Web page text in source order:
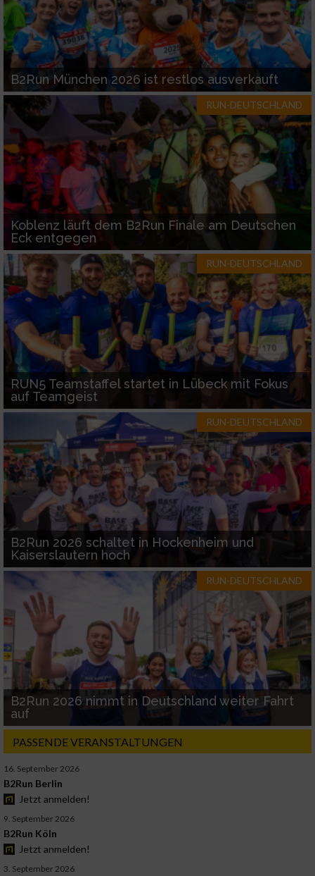
B2Run München 2026 ist restlos ausverkauft
RUN-DEUTSCHLAND
Koblenz läuft dem B2Run Finale am Deutschen
Eck entgegen
RUN-DEUTSCHLAND
RUN5 Teamstaffel startet in Lübeck mit Fokus
auf Teamgeist
RUN-DEUTSCHLAND
B2Run 2026 schaltet in Hockenheim und
Kaiserslautern hoch
RUN-DEUTSCHLAND
B2Run 2026 nimmt in Deutschland weiter Fahrt
auf
PASSENDE VERANSTALTUNGEN
16. September 2026
B2Run Berlin
Jetzt anmelden!
9. September 2026
B2Run Köln
Jetzt anmelden!
3. September 2026